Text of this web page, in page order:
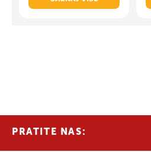
PRATITE NAS: